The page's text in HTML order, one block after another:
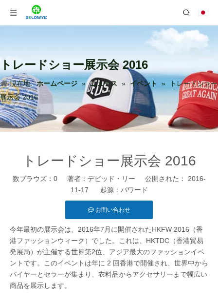
トレードショー展示会 2016
現在地: ホームページ » ニュース » イベント »
トレードショー
展示会 2016
トレードショー展示会 2016
数ブラウズ： 0著者：デビッド・リー 公開された： 2016-
11-17 起源： パワード
お問い合わせ
今年最初の展示会は、2016年7月に開催されたHKFW 2016（香
港ファッションウィーク）でした。これは、HKTDC（香港貿易
発展局）が主催する世界第2位、アジア最大のファッションイベ
ントです。このイベントは年に 2 回香港で開催され、世界中から
バイヤーとセラーが集まり、衣料品からアクセサリーまで幅広い
商品を展示します。